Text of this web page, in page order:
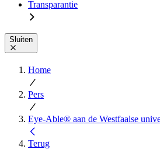
Transparantie
Sluiten
Home
Pers
Eye-Able® aan de Westfaalse
Terug